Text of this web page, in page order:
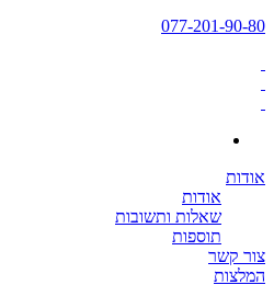
077-201-90-80
אודות
אודות
שאלות ותשובות
תוספות
צור קשר
המלצות